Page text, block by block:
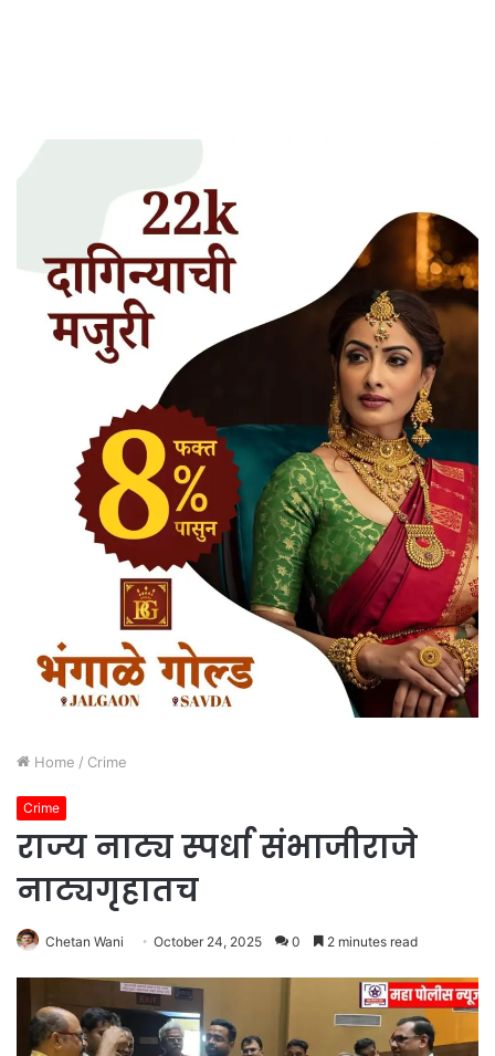
Home / Crime
Crime
राज्य नाट्य स्पर्धा संभाजीराजे
नाट्यगृहातच
Chetan Wani October 24, 2025 0 2 minutes read